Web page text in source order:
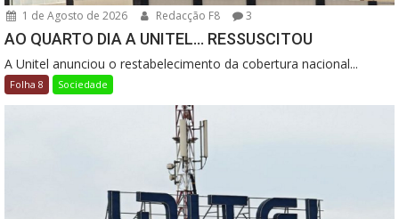
1 de Agosto de 2026 Redacção F8 3
AO QUARTO DIA A UNITEL… RESSUSCITOU
A Unitel anunciou o restabelecimento da cobertura nacional...
Folha 8 Sociedade